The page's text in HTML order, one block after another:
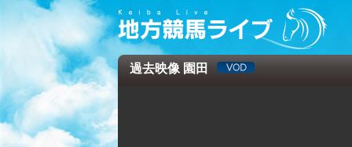
過去映像 園田